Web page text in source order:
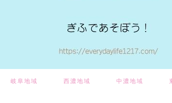
岐阜地域 西濃地域 中濃地域